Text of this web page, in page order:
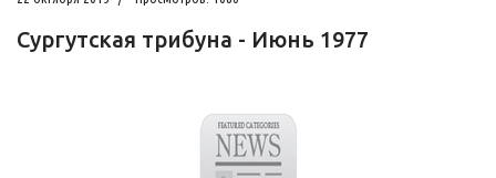
Сургутская трибуна - Июнь 1977